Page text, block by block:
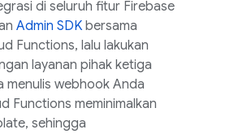
di seluruh fitur Firebase
Admin SDK bersama
Functions, lalu lakukan
layanan pihak ketiga
menulis webhook Anda
Functions meminimalkan
sehingga